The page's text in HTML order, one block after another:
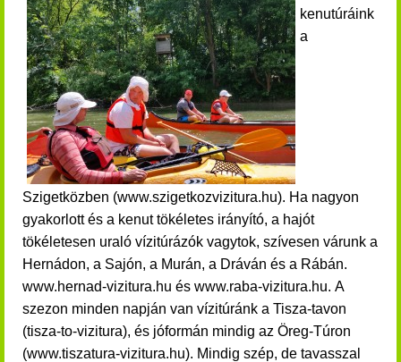
kenutúráink
a
Szigetközben (www.szigetkozvizitura.hu). Ha nagyon
gyakorlott és a kenut tökéletes irányító, a hajót
tökéletesen uraló vízitúrázók vagytok, szívesen várunk a
Hernádon, a Sajón, a Murán, a Dráván és a Rábán.
www.hernad-vizitura.hu és www.raba-vizitura.hu. A
szezon minden napján van vízitúránk a Tisza-tavon
(tisza-to-vizitura), és jóformán mindig az Öreg-Túron
(www.tiszatura-vizitura.hu). Mindig szép, de tavasszal